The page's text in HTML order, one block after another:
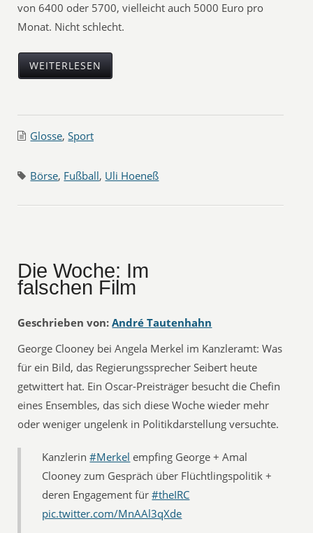
von 6400 oder 5700, vielleicht auch 5000 Euro pro
Monat. Nicht schlecht.
WEITERLESEN
Glosse,Sport
Börse, Fußball, Uli Hoeneß
Die Woche: Im
falschen Film
Geschrieben von: André Tautenhahn
George Clooney bei Angela Merkel im Kanzleramt: Was
für ein Bild, das Regierungssprecher Seibert heute
getwittert hat. Ein Oscar-Preisträger besucht die Chefin
eines Ensembles, das sich diese Woche wieder mehr
oder weniger ungelenk in Politikdarstellung versuchte.
Kanzlerin#Merkel empfing George + Amal
Clooney zum Gespräch über Flüchtlingspolitik +
deren Engagement für#theIRC
pic.twitter.com/MnAAl3qXde